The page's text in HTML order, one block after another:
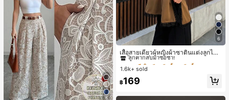
5
6
เสื้อสายเดี่ยวผู้หญิงผ้าซาตินแต่งลูกไม้
- เสื้อสายเดี่ยวฤดูร้อนสีคากีมีรอยผ่าด้า
นข้างที่น่าดึงดูดแบบสบายๆ
#1 ขายดี
ใน สีกากี เสื้อสตรี เสื้อเบลาส์ & Tee
ลูกค้ากลับมาซื้อซ้ำ!
#1 ขายดี
ลูกค้ากลับมาซื้อซ้ำ!
#1 ขายดี
ลูกค้ากลับมาซื้อซ้ำ!
#1 ขายดี
ใน สีกากี เสื้อสตรี เสื้อเบลาส์ & Tee
1.6k+ sold
฿169